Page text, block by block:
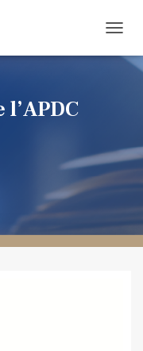
l’APDC